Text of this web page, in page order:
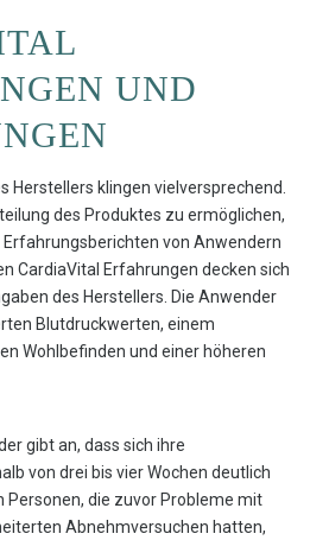
UND
Herstellers klingen vielversprechend.
des Produktes zu ermöglichen,
von Anwendern
CardiaVital Erfahrungen decken sich
des Herstellers. Die Anwender
Blutdruckwerten, einem
Wohlbefinden und einer höheren
gibt an, dass sich ihre
von drei bis vier Wochen deutlich
Personen, die zuvor Probleme mit
Abnehmversuchen hatten,